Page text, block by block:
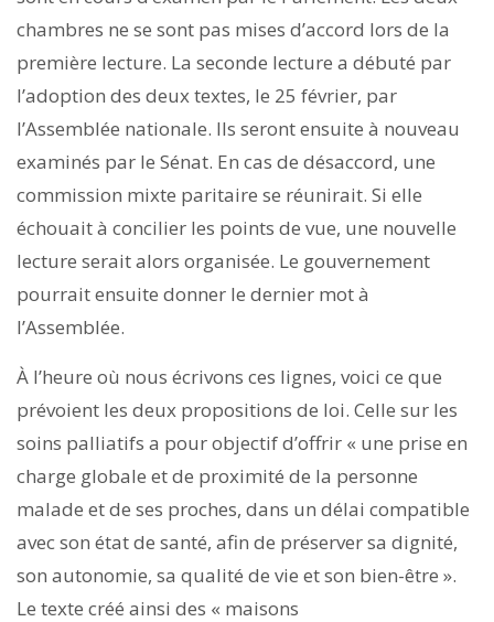
chambres ne se sont pas mises d’accord lors de la
première lecture. La seconde lecture a débuté par
l’adoption des deux textes, le 25 février, par
l’Assemblée nationale. Ils seront ensuite à nouveau
examinés par le Sénat. En cas de désaccord, une
commission mixte paritaire se réunirait. Si elle
échouait à concilier les points de vue, une nouvelle
lecture serait alors organisée. Le gouver­nement
pourrait ensuite donner le dernier mot à
l’Assemblée.
À l’heure où nous écrivons ces lignes, voici ce que
prévoient les deux propositions de loi. Celle sur les
soins palliatifs a pour objectif d’offrir « une prise en
charge globale et de proximité de la personne
malade et de ses proches, dans un délai compatible
avec son état de santé, afin de préserver sa dignité,
son autonomie, sa qualité de vie et son bien-être ».
Le texte créé ainsi des « ­maisons